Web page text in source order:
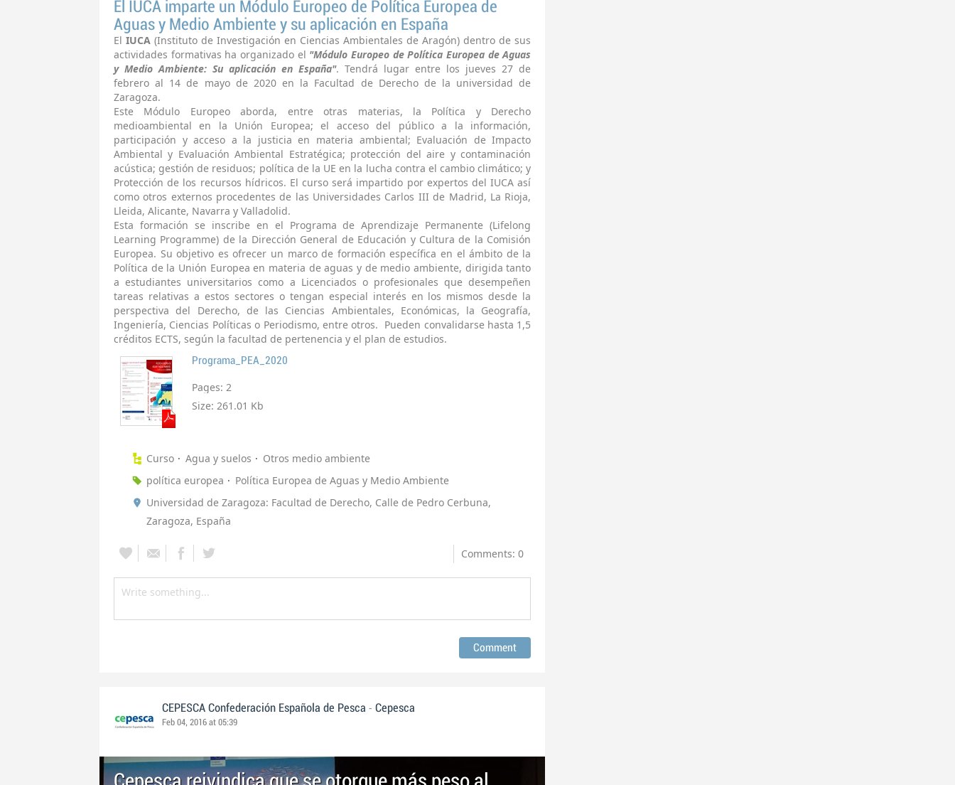
El IUCA imparte un Módulo Europeo de Política Europea de
Aguas y Medio Ambiente y su aplicación en España
ElIUCA (Instituto de Investigación en Ciencias Ambientales de Aragón) dentro de sus
actividades formativas ha organizado el "Módulo Europeo de Política Europea de Aguas
y Medio Ambiente: Su aplicación en España". Tendrá lugar entre los jueves 27 de
febrero al 14 de mayo de 2020 en la Facultad de Derecho de la universidad de
Zaragoza.
Este Módulo Europeo aborda, entre otras materias, la Política y Derecho
medioambiental en la Unión Europea; el acceso del público a la información,
participación y acceso a la justicia en materia ambiental; Evaluación de Impacto
Ambiental y Evaluación Ambiental Estratégica; protección del aire y contaminación
acústica; gestión de residuos; política de la UE en la lucha contra el cambio climático; y
Protección de los recursos hídricos. El curso será impartido por expertos del IUCA así
como otros externos procedentes de las Universidades Carlos III de Madrid, La Rioja,
Lleida, Alicante, Navarra y Valladolid.
Esta formación se inscribe en el Programa de Aprendizaje Permanente (Lifelong
Learning Programme) de la Dirección General de Educación y Cultura de la Comisión
Europea. Su objetivo es ofrecer un marco de formación específica en el ámbito de la
Política de la Unión Europea en materia de aguas y de medio ambiente, dirigida tanto
a estudiantes universitarios como a Licenciados o profesionales que desempeñen
tareas relativas a estos sectores o tengan especial interés en los mismos desde la
perspectiva del Derecho, de las Ciencias Ambientales, Económicas, la Geografía,
Ingeniería, Ciencias Políticas o Periodismo, entre otros. Pueden convalidarse hasta 1,5
créditos ECTS, según la facultad de pertenencia y el plan de estudios.
Programa_PEA_2020
Pages: 2
Size: 261.01 Kb
Curso Agua y suelos
Otros medio ambiente
política europea
Política Europea de Aguas y Medio Ambiente
Universidad de Zaragoza: Facultad de Derecho, Calle de Pedro Cerbuna,
Zaragoza, España
Comments: 0
CEPESCA Confederación Española de Pesca - Cepesca
Feb 04, 2016 at 05:39